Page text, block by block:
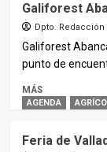
Galiforest
Dpto. Redacción
Galiforest
punto de
MÁS
AGENDA
Feria de